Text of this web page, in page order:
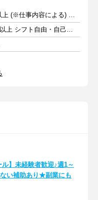
時給1200～1400円以上 (※仕事内容による) +交通費
週1日以上 1日3時間以上 シフト自由・自己申告
ル】未経験者歓迎♪週1～
い補助あり★副業にも